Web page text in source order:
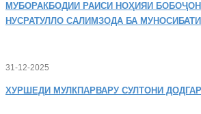
МУБОРАКБОДИИ РАИСИ НОҲИЯИ
НУСРАТУЛЛО САЛИМЗОДА БА
31-12-2025
ХУРШЕДИ МУЛКПАРВАРУ СУЛТОНИ ДОДГАР